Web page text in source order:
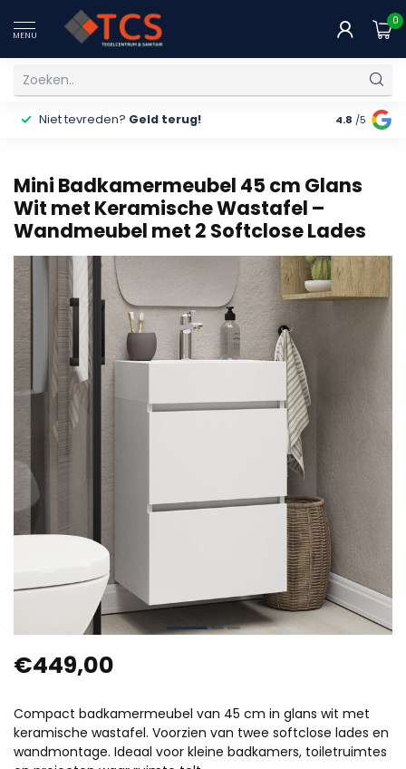
MENU
0
Niet tevreden? Geld terug! Gratis
4.8 /5
Mini Badkamermeubel 45 cm Glans
Wit met Keramische Wastafel –
Wandmeubel met 2 Softclose Lades
€449,00
Compact badkamermeubel van 45 cm in glans wit met
keramische wastafel. Voorzien van twee softclose lades en
wandmontage. Ideaal voor kleine badkamers, toiletruimtes